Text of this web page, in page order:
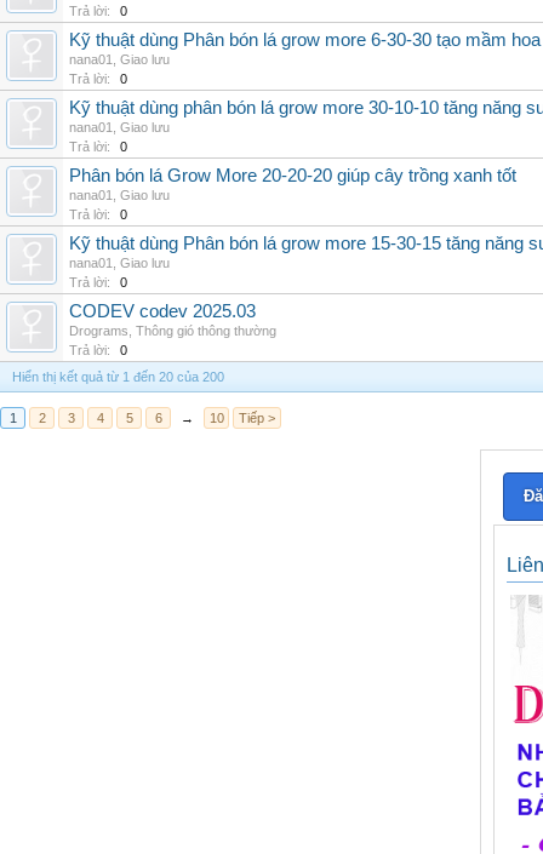
Trả lời:
0
Kỹ thuật dùng Phân bón lá grow more 6-30-30 tạo mầm hoa
nana01
Giao lưu
Trả lời:
0
Kỹ thuật dùng phân bón lá grow more 30-10-10 tăng năng
nana01
Giao lưu
Trả lời:
0
Phân bón lá Grow More 20-20-20 giúp cây trồng xanh tốt
nana01
Giao lưu
Trả lời:
0
Kỹ thuật dùng Phân bón lá grow more 15-30-15 tăng năng
nana01
Giao lưu
Trả lời:
0
CODEV codev 2025.03
Drograms Thông gió thông thường
Trả lời:
0
Hiển thị kết quả từ 1 đến 20 của 200
1 2 3 4 5 6 → 10 Tiếp >